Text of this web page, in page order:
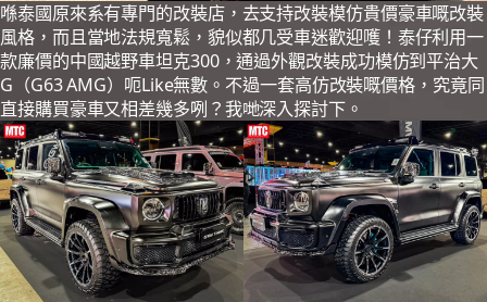
喺泰國原來系有專門的改裝店，去支持改裝模仿貴價豪車嘅改裝
風格，而且當地法規寬鬆，貌似都几受車迷歡迎嚄！泰仔利用一
款廉價的中國越野車坦克300，通過外觀改裝成功模仿到平治大
G（G63 AMG）呃Like無數。不過一套高仿改裝嘅價格，究竟同
直接購買豪車又相差幾多咧？我哋深入探討下。